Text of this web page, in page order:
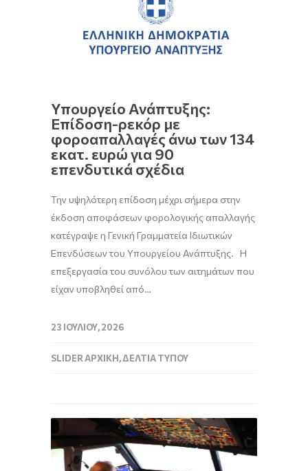
Υπουργείο Ανάπτυξης:
Επίδοση-ρεκόρ με
φοροαπαλλαγές άνω των 134
εκατ. ευρώ για 90
επενδυτικά σχέδια
Την υψηλότερη επίδοση μέχρι σήμερα στην
έκδοση αποφάσεων φορολογικής απαλλαγής
κατέγραψε η Γενική Γραμματεία Ιδιωτικών
Επενδύσεων του Υπουργείου Ανάπτυξης. Η
επεξεργασία του συνόλου των αιτημάτων που
είχαν υποβληθεί από…
23 ΙΟΥΛΊΟΥ, 2026
SLIDER ΑΡΧΙΚΉ,ΔΕΛΤΊΑ ΤΎΠΟΥ